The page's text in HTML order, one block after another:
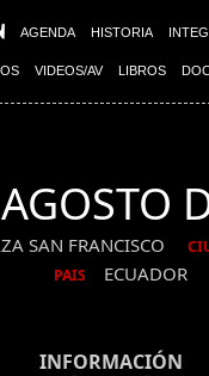
AGENDA HISTORIA
VIDEOS/AV LIBROS
SAN FRANCISCO
PAIS ECUADOR
INFORMACIÓN